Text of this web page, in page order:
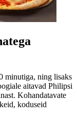
minutiga, ning lisaks
aitavad Philipsi
Kohandatavate
koduseid